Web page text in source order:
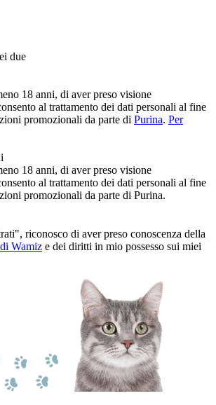
due
18 anni, di aver preso visione
al trattamento dei dati personali al fine
promozionali da parte di Purina. Per
18 anni, di aver preso visione
al trattamento dei dati personali al fine
promozionali da parte di Purina.
riconosco di aver preso conoscenza della
Wamiz e dei diritti in mio possesso sui miei